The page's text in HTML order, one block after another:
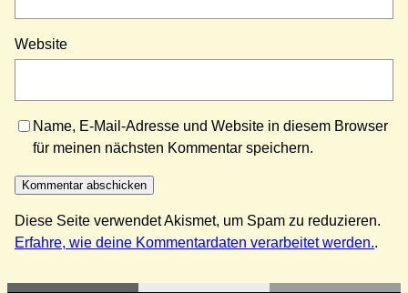
Website
Name, E-Mail-Adresse und Website in diesem Browser
für meinen nächsten Kommentar speichern.
Diese Seite verwendet Akismet, um Spam zu reduzieren.
Erfahre, wie deine Kommentardaten verarbeitet werden..